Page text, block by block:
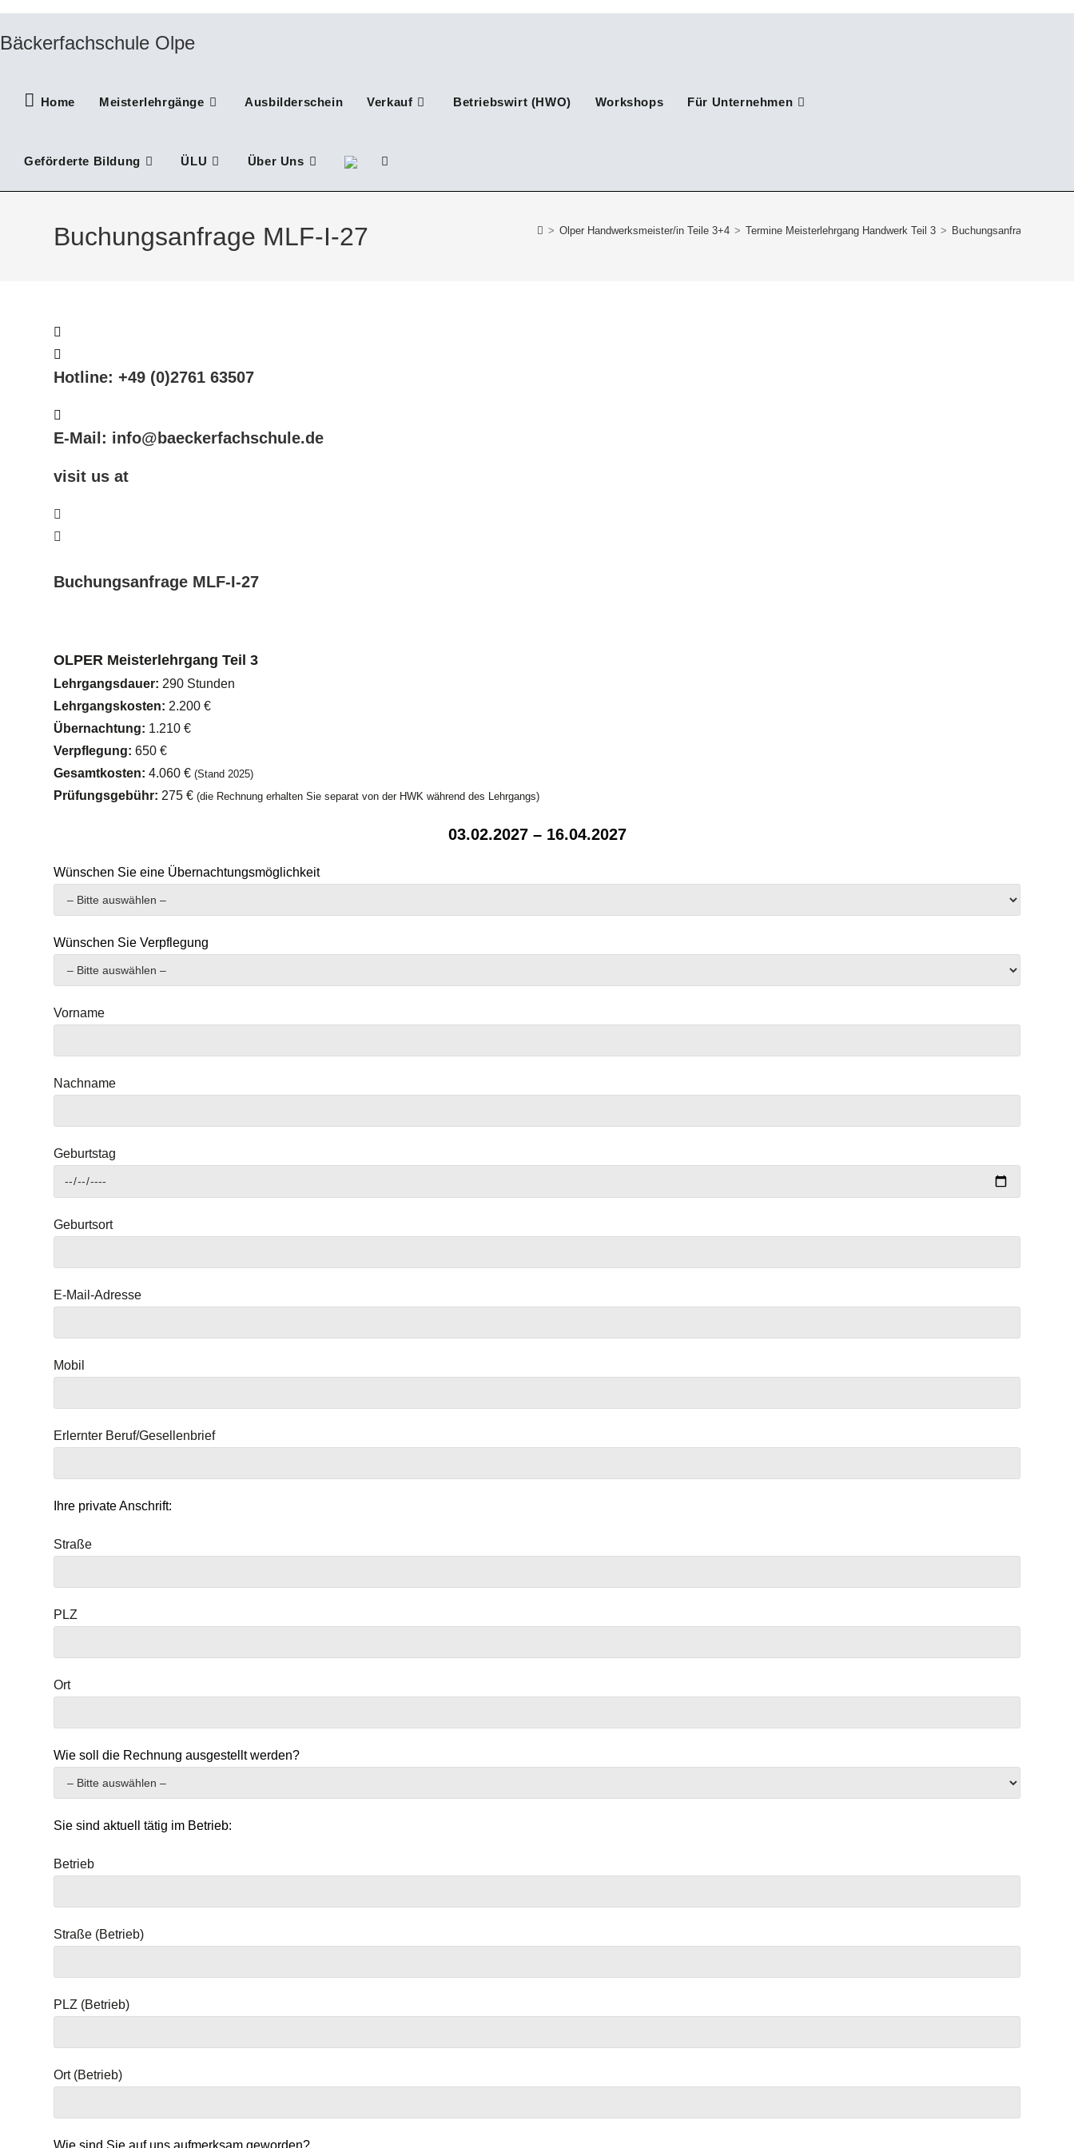
springen
Bäckerfachschule Olpe
Home Meisterlehrgänge Ausbilderschein Verkauf Betriebswirt (HWO) Workshops Für Unternehmen
Geförderte Bildung ÜLU Über Uns Website-
Buchungsanfrage MLF-I-27 > Olper Handwerksmeister/in Teile 3+4 > Termine Meisterlehrgang Handwerk Teil 3 > Buchungsanfrage MLF-I-
Hotline: +49 (0)2761 63507
E-Mail: info@baeckerfachschule.de
visit us at
Buchungsanfrage MLF-I-27
OLPER Meisterlehrgang Teil 3
Lehrgangsdauer: 290 Stunden
Lehrgangskosten: 2.200 €
Übernachtung: 1.210 €
Verpflegung: 650 €
Gesamtkosten: 4.060 €(Stand 2025)
Prüfungsgebühr: 275 €(die Rechnung erhalten Sie separat von der HWK während des Lehrgangs)
03.02.2027 – 16.04.2027
Wünschen Sie eine Übernachtungsmöglichkeit
Wünschen Sie Verpflegung
Vorname
Nachname
Geburtstag
Geburtsort
E-Mail-Adresse
Mobil
Erlernter Beruf/Gesellenbrief
Ihre private Anschrift:
Straße
PLZ
Ort
Wie soll die Rechnung ausgestellt werden?
Sie sind aktuell tätig im Betrieb:
Betrieb
Straße (Betrieb)
PLZ (Betrieb)
Ort (Betrieb)
Wie sind Sie auf uns aufmerksam geworden?